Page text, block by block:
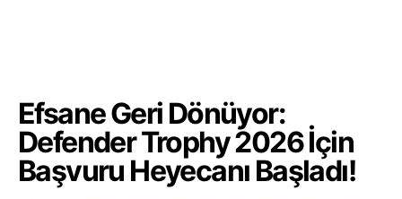
Efsane Geri Dönüyor:
Defender Trophy 2026 İçin
Başvuru Heyecanı Başladı!